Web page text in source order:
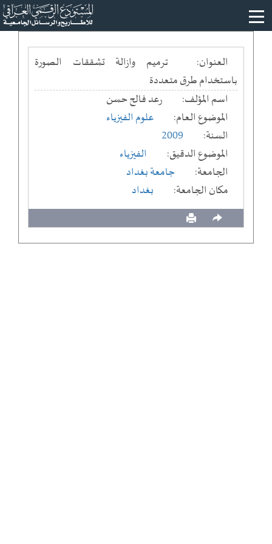
العنوان:
ترميم وازالة تشققات الصورة
باستخدام طرق متعددة
اسم المؤلف:
رعد فالح حسن
الموضوع العام:
علوم الفيزياء
السنة:
2009
الموضوع الدقيق:
الفيزياء
الجامعة:
جامعة بغداد
مكان الجامعة:
بغداد